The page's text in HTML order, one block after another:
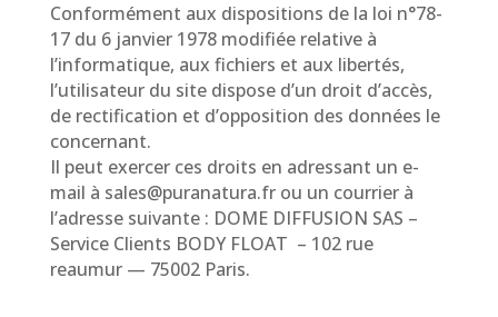
Conformément aux dispositions de la loi n°78-
17 du 6 janvier 1978 modifiée relative à
l’informatique, aux fichiers et aux libertés,
l’utilisateur du site dispose d’un droit d’accès,
de rectification et d’opposition des données le
concernant.
Il peut exercer ces droits en adressant un e-
mail à sales@puranatura.fr ou un courrier à
l’adresse suivante : DOME DIFFUSION SAS –
Service Clients BODY FLOAT – 102 rue
reaumur — 75002 Paris.